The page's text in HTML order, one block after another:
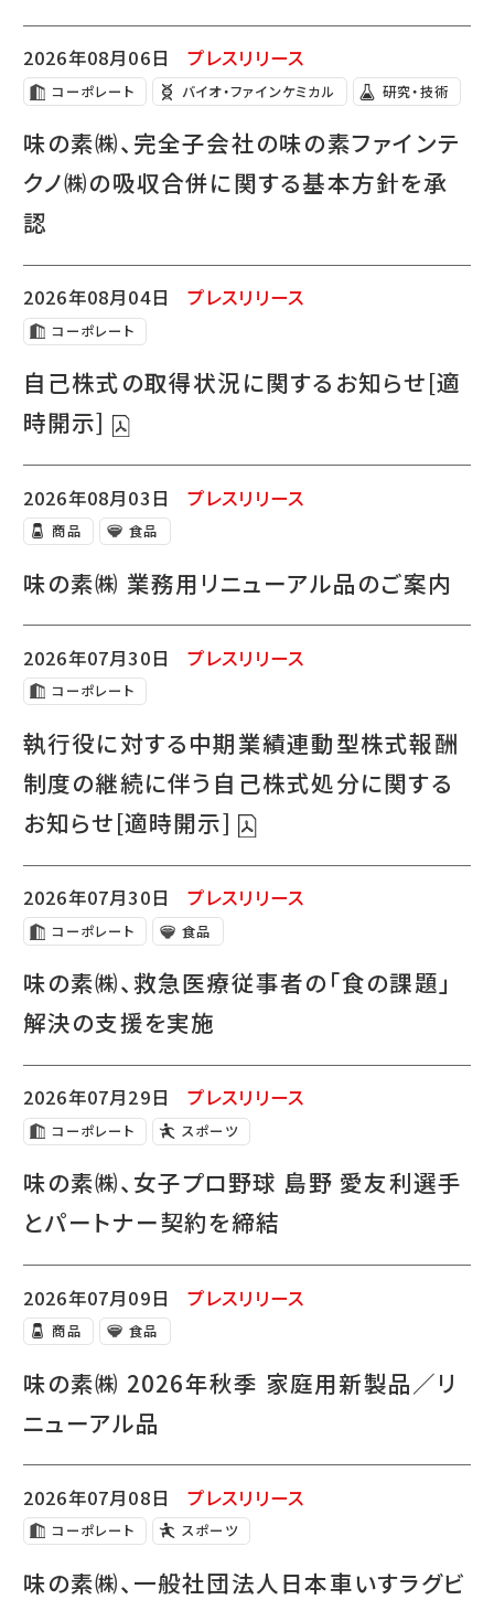
2026年08月06日 プレスリリース
コーポレート バイオ・ファインケミカル 研究・技術
味の素㈱、完全子会社の味の素ファインテ
クノ㈱の吸収合併に関する基本方針を承
認
2026年08月04日 プレスリリース
コーポレート
自己株式の取得状況に関するお知らせ[適
時開示]
2026年08月03日 プレスリリース
商品 食品
味の素㈱ 業務用リニューアル品のご案内
2026年07月30日 プレスリリース
コーポレート
執行役に対する中期業績連動型株式報酬
制度の継続に伴う自己株式処分に関する
お知らせ[適時開示]
2026年07月30日 プレスリリース
コーポレート 食品
味の素㈱、救急医療従事者の「食の課題」
解決の支援を実施
2026年07月29日 プレスリリース
コーポレート スポーツ
味の素㈱、女子プロ野球 島野 愛友利選手
とパートナー契約を締結
2026年07月09日 プレスリリース
商品 食品
味の素㈱ 2026年秋季 家庭用新製品／リ
ニューアル品
2026年07月08日 プレスリリース
コーポレート スポーツ
味の素㈱、一般社団法人日本車いすラグビ